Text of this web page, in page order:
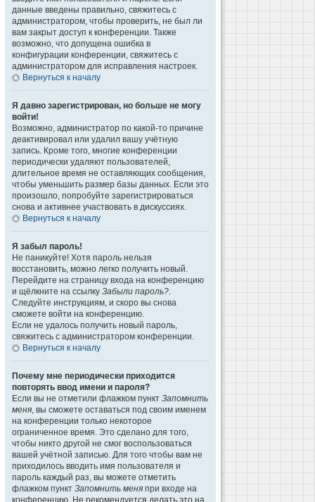
данные введены правильно, свяжитесь с
администратором, чтобы проверить, не был ли
вам закрыт доступ к конференции. Также
возможно, что допущена ошибка в
конфигурации конференции, свяжитесь с
администратором для исправления настроек.
Вернуться к началу
Я давно зарегистрирован, но больше не могу
войти!
Возможно, администратор по какой-то причине
деактивировал или удалил вашу учётную
запись. Кроме того, многие конференции
периодически удаляют пользователей,
длительное время не оставляющих сообщения,
чтобы уменьшить размер базы данных. Если это
произошло, попробуйте зарегистрироваться
снова и активнее участвовать в дискуссиях.
Вернуться к началу
Я забыл пароль!
Не паникуйте! Хотя пароль нельзя
восстановить, можно легко получить новый.
Перейдите на страницу входа на конференцию
и щёлкните на ссылку Забыли пароль?.
Следуйте инструкциям, и скоро вы снова
сможете войти на конференцию.
Если не удалось получить новый пароль,
свяжитесь с администратором конференции.
Вернуться к началу
Почему мне периодически приходится
повторять ввод имени и пароля?
Если вы не отметили флажком пункт Запомнить
меня, вы сможете оставаться под своим именем
на конференции только некоторое
ограниченное время. Это сделано для того,
чтобы никто другой не смог воспользоваться
вашей учётной записью. Для того чтобы вам не
приходилось вводить имя пользователя и
пароль каждый раз, вы можете отметить
флажком пункт Запомнить меня при входе на
конференцию. Не рекомендуется делать это на